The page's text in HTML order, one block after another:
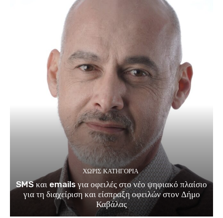
ΧΩΡΊΣ ΚΑΤΗΓΟΡΊΑ
SMS και emails για οφειλές στο νέο ψηφιακό πλαίσιο
για τη διαχείριση και είσπραξη οφειλών στον Δήμο
Καβάλας